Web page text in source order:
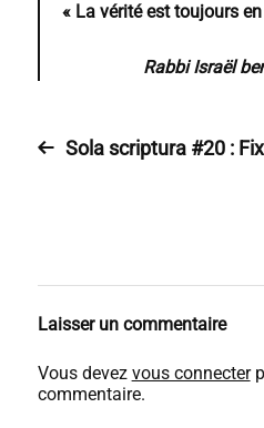
« La vérité est toujours
Rabbi Israël
Sola scriptura #20 :
Laisser un commentaire
Vous devez vous connecter
commentaire.